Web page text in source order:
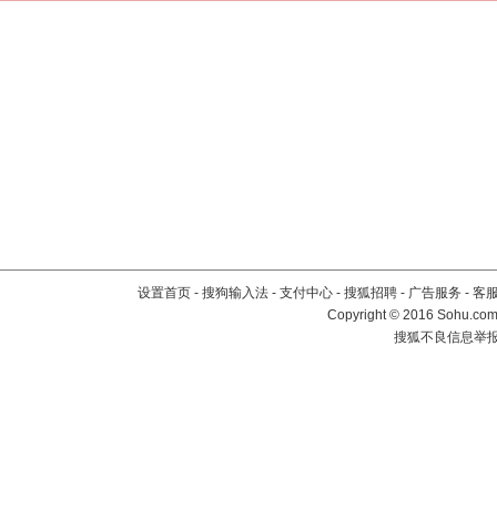
设置首页 - 搜狗输入法 - 支付中心 - 搜狐招聘 - 广告服务 - 客
Copyright©2016
搜狐不良信息举